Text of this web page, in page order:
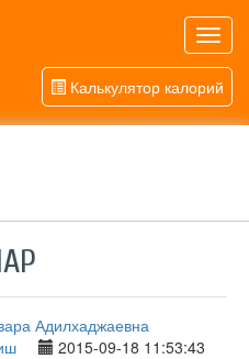
Калькулятор калорий
Адилхаджаевна
2015-09-18 11:53:43